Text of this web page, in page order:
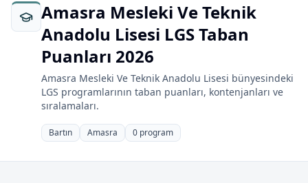
Amasra Mesleki Ve Teknik
Anadolu Lisesi LGS Taban
Puanları 2026
Amasra Mesleki Ve Teknik Anadolu Lisesi bünyesindeki
LGS programlarının taban puanları, kontenjanları ve
sıralamaları.
Bartın Amasra 0 program